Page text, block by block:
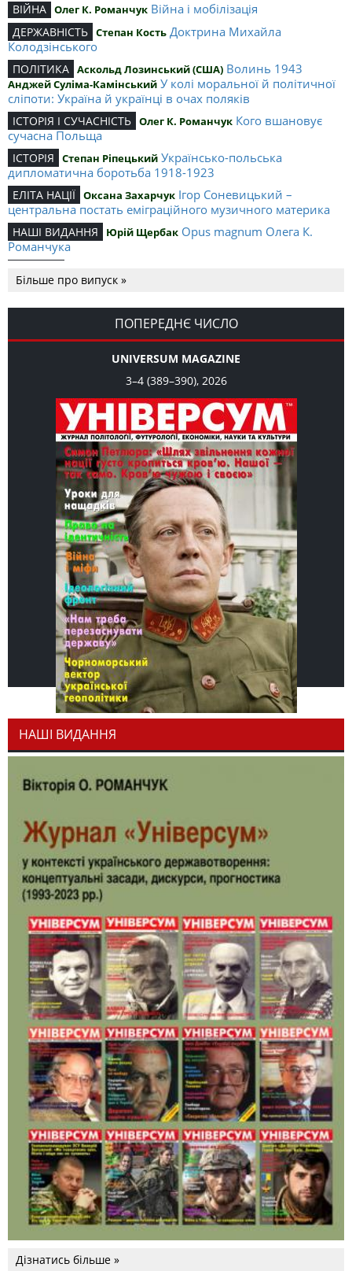
ВІЙНА Олег К. Романчук Війна і мобілізація
ДЕРЖАВНІСТЬ Степан Кость Доктрина Михайла
Колодзінського
ПОЛІТИКА Аскольд Лозинський (США) Волинь 1943
Анджей Суліма-Камінський У колі моральної й політичної
сліпоти: Україна й українці в очах поляків
ІСТОРІЯ І СУЧАСНІСТЬ Олег К. Романчук Кого вшановує
сучасна Польща
ІСТОРІЯ Степан Ріпецький Українсько-польська
дипломатична боротьба 1918-1923
ЕЛІТА НАЦІЇ Оксана Захарчук Ігор Соневицький –
центральна постать еміграційного музичного материка
НАШІ ВИДАННЯ Юрій Щербак Opus magnum Олега К.
Романчука
Романчука
СЛОВО РЕДАКЦІЙНЕ Олег К. Романчук Журавель і синиця
як уособлення української політстратегії й тактики
Більше про випуск »
ПОПЕРЕДНЄ ЧИСЛО
UNIVERSUM MAGAZINE
3–4 (389–390), 2026
НАШІ ВИДАННЯ
Дізнатись більше »